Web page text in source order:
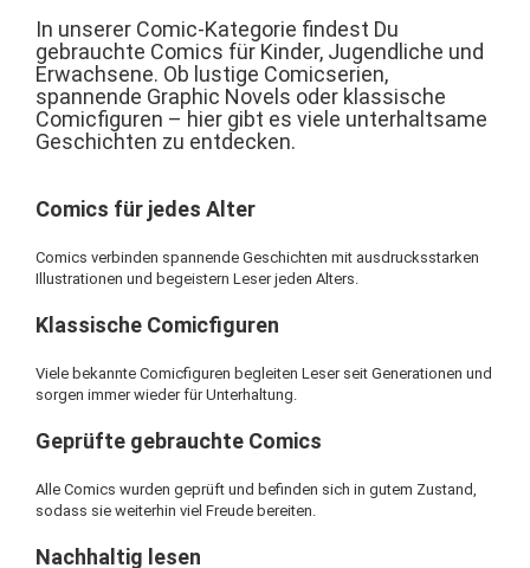
In unserer Comic-Kategorie findest Du
gebrauchte Comics für Kinder, Jugendliche und
Erwachsene. Ob lustige Comicserien,
spannende Graphic Novels oder klassische
Comicfiguren – hier gibt es viele unterhaltsame
Geschichten zu entdecken.
Comics für jedes Alter
Comics verbinden spannende Geschichten mit ausdrucksstarken
Illustrationen und begeistern Leser jeden Alters.
Klassische Comicfiguren
Viele bekannte Comicfiguren begleiten Leser seit Generationen und
sorgen immer wieder für Unterhaltung.
Geprüfte gebrauchte Comics
Alle Comics wurden geprüft und befinden sich in gutem Zustand,
sodass sie weiterhin viel Freude bereiten.
Nachhaltig lesen